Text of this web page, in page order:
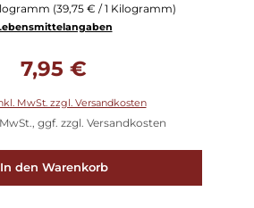
(39,75 € / 1 Kilogramm)
7,95 €
MwSt. zzgl. Versandkosten
ggf. zzgl. Versandkosten
In den Warenkorb